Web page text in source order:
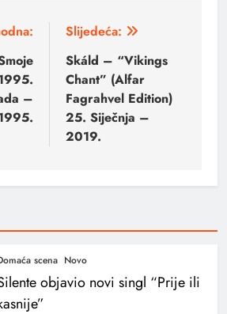
–
Slijedeća:
Skáld – “Vikings
Chant” (Alfar
Fagrahvel Edition)
25. Siječnja –
2019.
scena Novo
objavio novi singl “Prije ili